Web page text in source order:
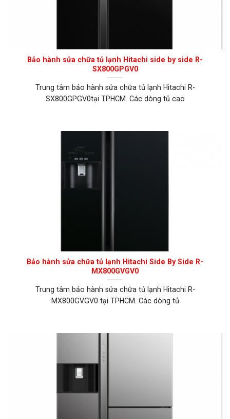
Bảo hành sửa chữa tủ lạnh Hitachi side by side R-
SX800GPGV0
Trung tâm bảo hành sửa chữa tủ lạnh Hitachi R-
SX800GPGV0tại TPHCM. Các dòng tủ cao
Bảo hành sửa chữa tủ lạnh Hitachi Side By Side R-
MX800GVGV0
Trung tâm bảo hành sửa chữa tủ lạnh Hitachi R-
MX800GVGV0 tại TPHCM. Các dòng tủ